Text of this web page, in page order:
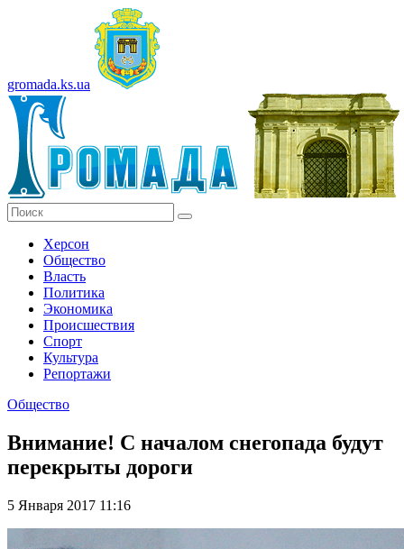
gromada.ks.ua
Херсон
Общество
Власть
Политика
Экономика
Происшествия
Спорт
Культура
Репортажи
Общество
Внимание! С началом снегопада будут
перекрыты дороги
5 Января 2017 11:16